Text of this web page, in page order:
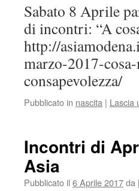
Sabato 8 Aprile
di incontri: “A
http://
marzo-2017-
consapevolezza/
Pubblicato in nascita | Lascia
Incontri di
Asia
Pubblicato il 6 Aprile 2017da